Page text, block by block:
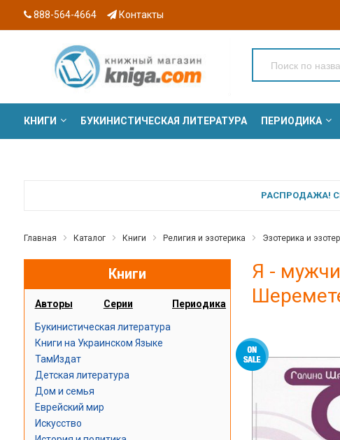
888-564-4664 Контакты
КНИГИ БУКИНИСТИЧЕСКАЯ ЛИТЕРАТУРА ПЕРИОДИКА
РАСПРОДАЖА!
Главная Каталог Книги Религия и эзотерика Эзотерика и
Книги
Авторы Серии Периодика
Букинистическая литература
Книги на Украинском Языке
ТамИздат
Детская литература
Дом и семья
Еврейский мир
Искусство
Я -